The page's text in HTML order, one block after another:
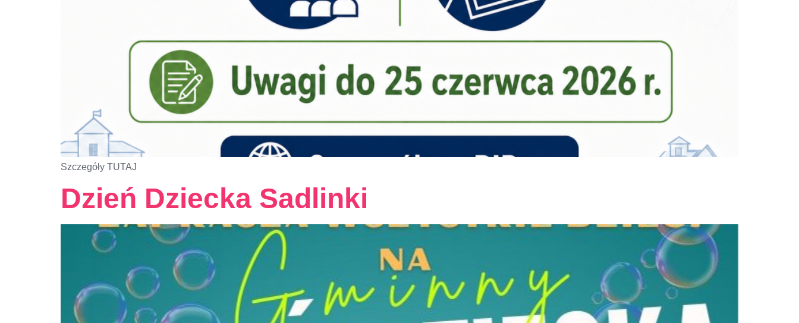
Szczegóły TUTAJ
Dzień Dziecka Sadlinki